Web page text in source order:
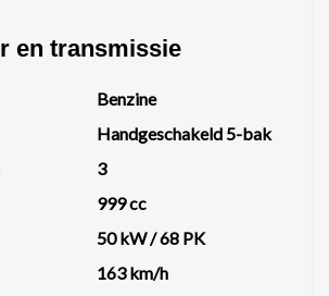
en transmissie
Benzine
Handgeschakeld 5-bak
3
999 cc
50 kW / 68 PK
163 km/h